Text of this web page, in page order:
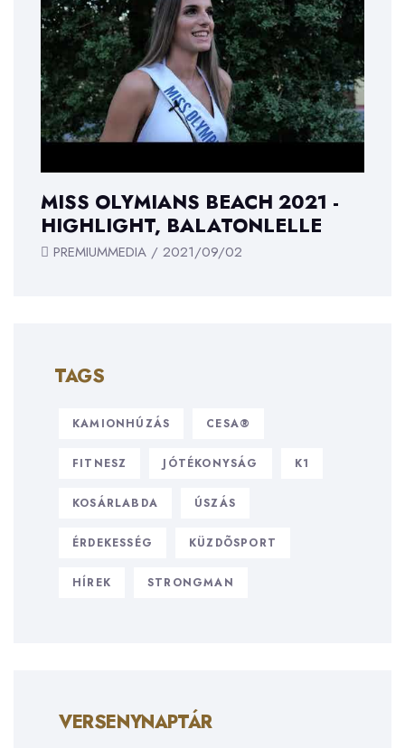
MISS OLYMIANS BEACH 2021 -
HIGHLIGHT, BALATONLELLE
PREMIUMMEDIA / 2021/09/02
TAGS
KAMIONHÚZÁS CESA®
FITNESZ JÓTÉKONYSÁG K1
KOSÁRLABDA ÚSZÁS
ÉRDEKESSÉG KÜZDÕSPORT
HÍREK STRONGMAN
VERSENYNAPTÁR